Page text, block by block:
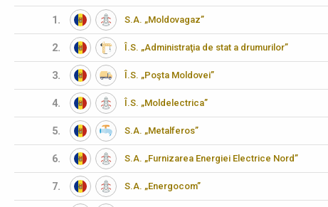
1. S.A. „Moldovagaz”
2. Î.S. „Administraţia de stat a drumurilor”
3. Î.S. „Poşta Moldovei”
4. Î.S. „Moldelectrica”
5. S.A. „Metalferos”
6. S.A. „Furnizarea Energiei Electrice Nord”
7. S.A. „Energocom”